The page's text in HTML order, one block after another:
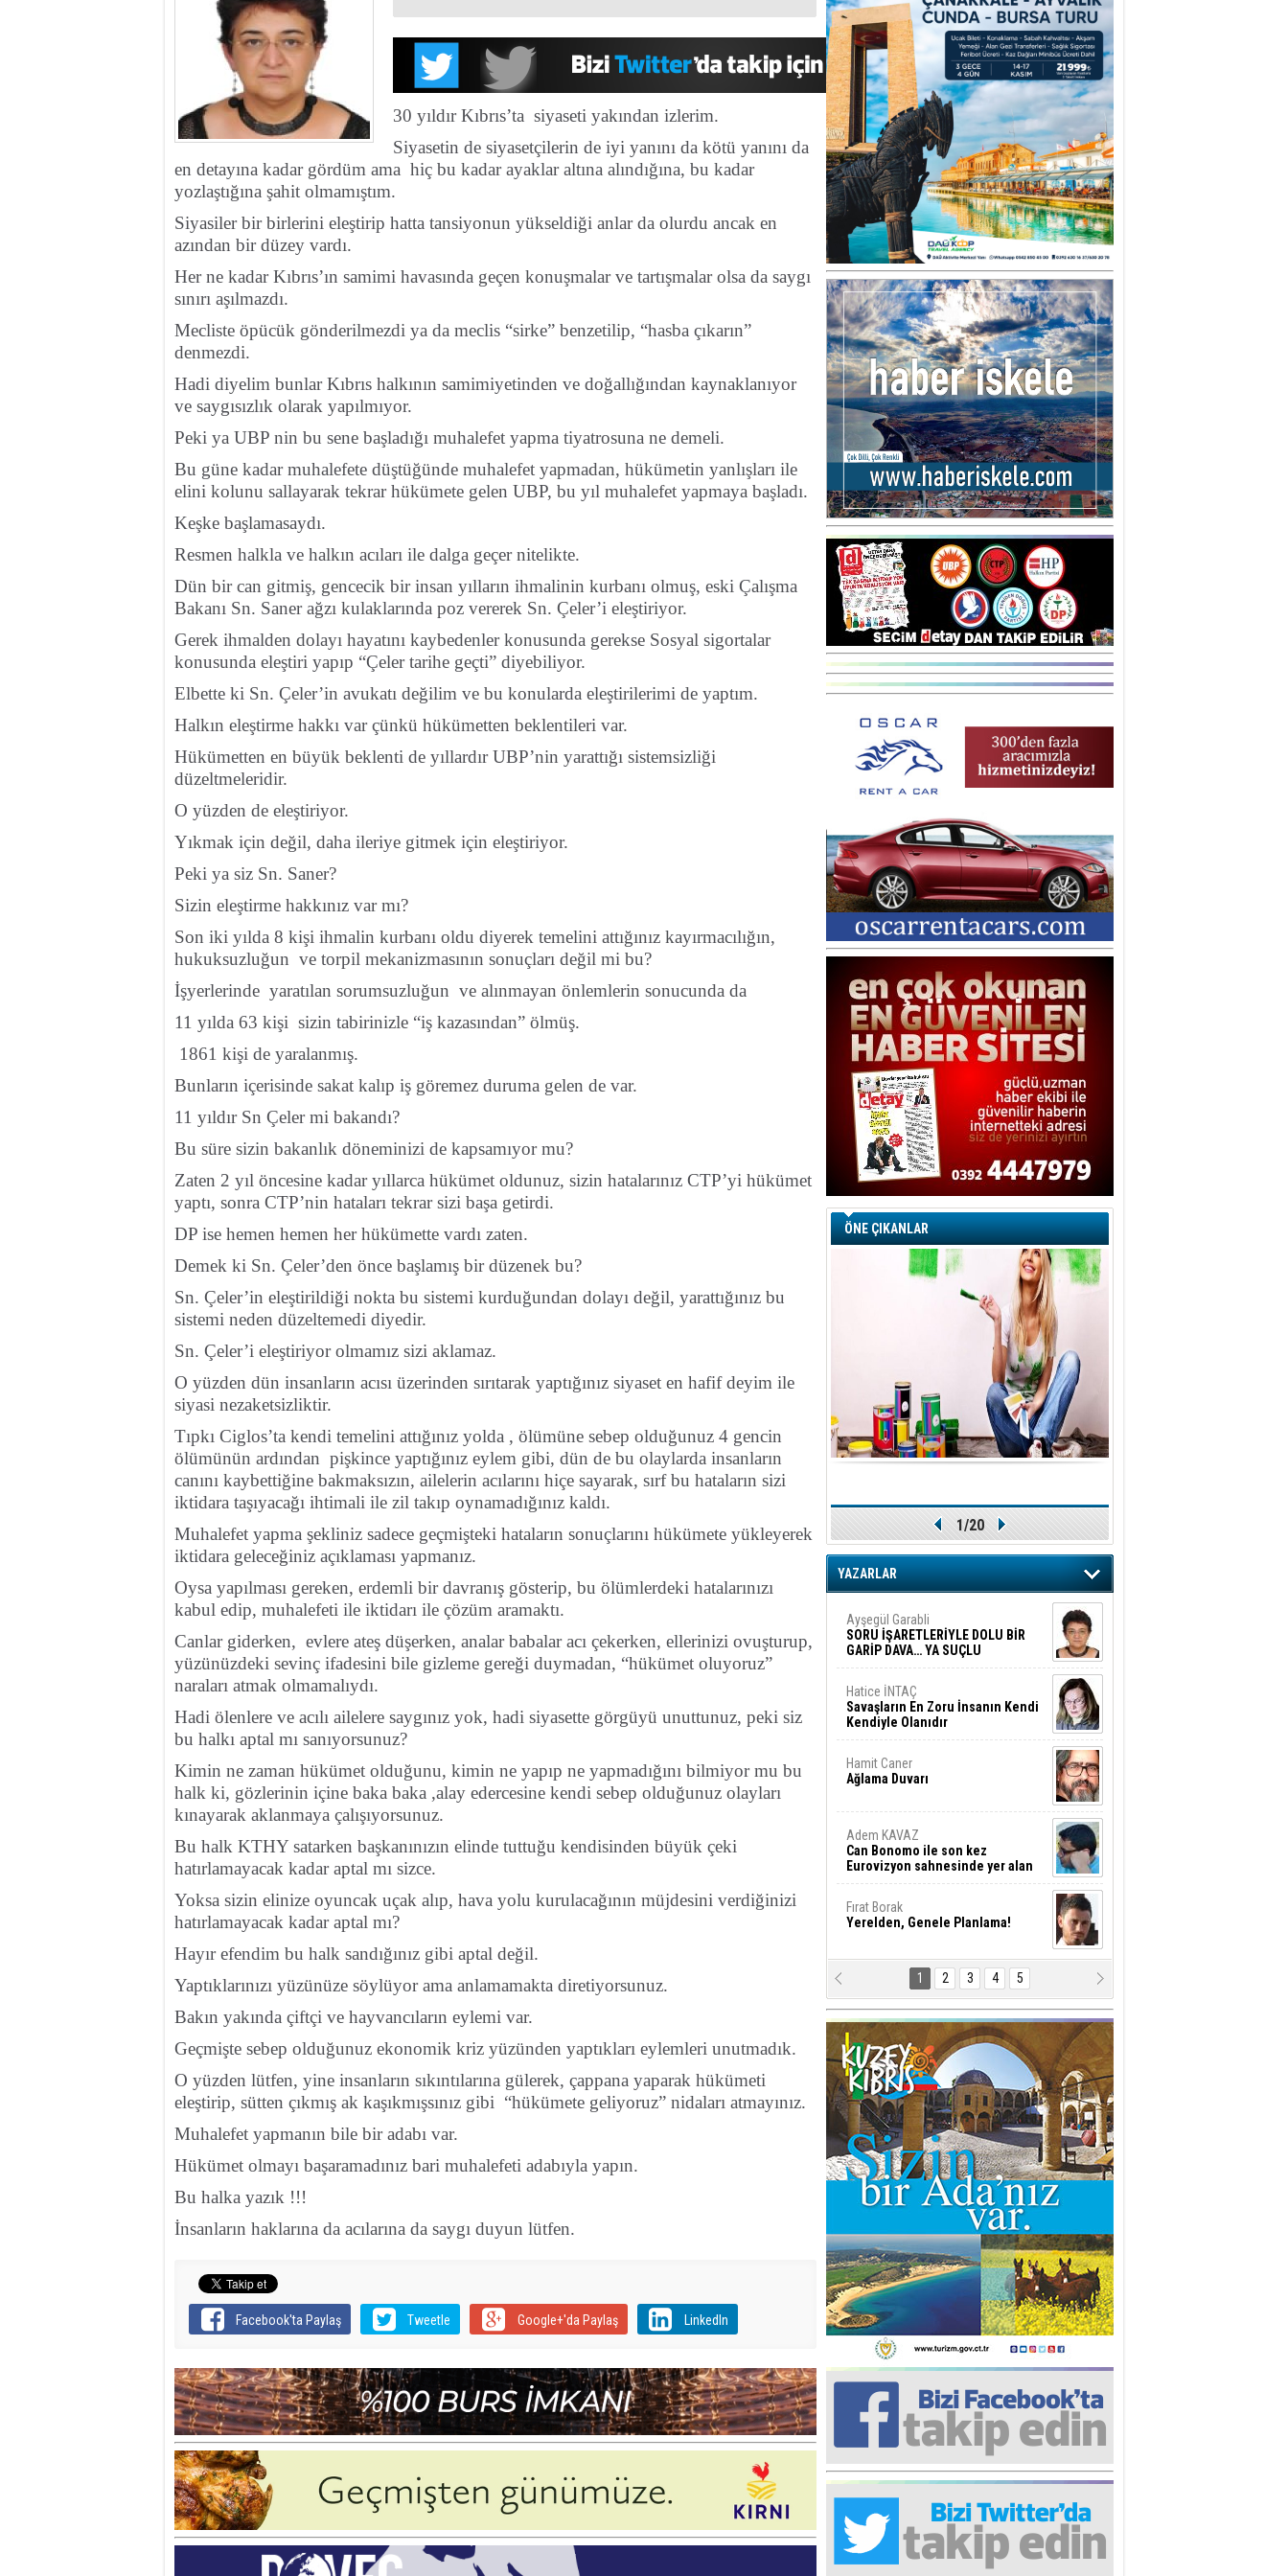
30 yıldır Kıbrıs’ta siyaseti yakından izlerim.
Siyasetin de siyasetçilerin de iyi yanını da kötü yanını da
en detayına kadar gördüm ama hiç bu kadar ayaklar altına alındığına, bu kadar
yozlaştığına şahit olmamıştım.
Siyasiler bir birlerini eleştirip hatta tansiyonun yükseldiği anlar da olurdu ancak en
azından bir düzey vardı.
Her ne kadar Kıbrıs’ın samimi havasında geçen konuşmalar ve tartışmalar olsa da saygı
sınırı aşılmazdı.
Mecliste öpücük gönderilmezdi ya da meclis “sirke” benzetilip, “hasba çıkarın”
denmezdi.
Hadi diyelim bunlar Kıbrıs halkının samimiyetinden ve doğallığından kaynaklanıyor
ve saygısızlık olarak yapılmıyor.
Peki ya UBP nin bu sene başladığı muhalefet yapma tiyatrosuna ne demeli.
Bu güne kadar muhalefete düştüğünde muhalefet yapmadan, hükümetin yanlışları ile
elini kolunu sallayarak tekrar hükümete gelen UBP, bu yıl muhalefet yapmaya başladı.
Keşke başlamasaydı.
Resmen halkla ve halkın acıları ile dalga geçer nitelikte.
Dün bir can gitmiş, gencecik bir insan yılların ihmalinin kurbanı olmuş, eski Çalışma
Bakanı Sn. Saner ağzı kulaklarında poz vererek Sn. Çeler’i eleştiriyor.
Gerek ihmalden dolayı hayatını kaybedenler konusunda gerekse Sosyal sigortalar
konusunda eleştiri yapıp “Çeler tarihe geçti” diyebiliyor.
Elbette ki Sn. Çeler’in avukatı değilim ve bu konularda eleştirilerimi de yaptım.
Halkın eleştirme hakkı var çünkü hükümetten beklentileri var.
Hükümetten en büyük beklenti de yıllardır UBP’nin yarattığı sistemsizliği
düzeltmeleridir.
O yüzden de eleştiriyor.
Yıkmak için değil, daha ileriye gitmek için eleştiriyor.
Peki ya siz Sn. Saner?
Sizin eleştirme hakkınız var mı?
Son iki yılda 8 kişi ihmalin kurbanı oldu diyerek temelini attığınız kayırmacılığın,
hukuksuzluğun ve torpil mekanizmasının sonuçları değil mi bu?
İşyerlerinde yaratılan sorumsuzluğun ve alınmayan önlemlerin sonucunda da
11 yılda 63 kişi sizin tabirinizle “iş kazasından” ölmüş.
1861 kişi de yaralanmış.
Bunların içerisinde sakat kalıp iş göremez duruma gelen de var.
11 yıldır Sn Çeler mi bakandı?
Bu süre sizin bakanlık döneminizi de kapsamıyor mu?
Zaten 2 yıl öncesine kadar yıllarca hükümet oldunuz, sizin hatalarınız CTP’yi hükümet
yaptı, sonra CTP’nin hataları tekrar sizi başa getirdi.
DP ise hemen hemen her hükümette vardı zaten.
Demek ki Sn. Çeler’den önce başlamış bir düzenek bu?
Sn. Çeler’in eleştirildiği nokta bu sistemi kurduğundan dolayı değil, yarattığınız bu
sistemi neden düzeltemedi diyedir.
Sn. Çeler’i eleştiriyor olmamız sizi aklamaz.
O yüzden dün insanların acısı üzerinden sırıtarak yaptığınız siyaset en hafif deyim ile
siyasi nezaketsizliktir.
Tıpkı Ciglos’ta kendi temelini attığınız yolda , ölümüne sebep olduğunuz 4 gencin
ölümünün ardından pişkince yaptığınız eylem gibi, dün de bu olaylarda insanların
canını kaybettiğine bakmaksızın, ailelerin acılarını hiçe sayarak, sırf bu hataların sizi
iktidara taşıyacağı ihtimali ile zil takıp oynamadığınız kaldı.
Muhalefet yapma şekliniz sadece geçmişteki hataların sonuçlarını hükümete yükleyerek
iktidara geleceğiniz açıklaması yapmanız.
Oysa yapılması gereken, erdemli bir davranış gösterip, bu ölümlerdeki hatalarınızı
kabul edip, muhalefeti ile iktidarı ile çözüm aramaktı.
Canlar giderken, evlere ateş düşerken, analar babalar acı çekerken, ellerinizi ovuşturup,
yüzünüzdeki sevinç ifadesini bile gizleme gereği duymadan, “hükümet oluyoruz”
naraları atmak olmamalıydı.
Hadi ölenlere ve acılı ailelere saygınız yok, hadi siyasette görgüyü unuttunuz, peki siz
bu halkı aptal mı sanıyorsunuz?
Kimin ne zaman hükümet olduğunu, kimin ne yapıp ne yapmadığını bilmiyor mu bu
halk ki, gözlerinin içine baka baka ,alay edercesine kendi sebep olduğunuz olayları
kınayarak aklanmaya çalışıyorsunuz.
Bu halk KTHY satarken başkanınızın elinde tuttuğu kendisinden büyük çeki
hatırlamayacak kadar aptal mı sizce.
Yoksa sizin elinize oyuncak uçak alıp, hava yolu kurulacağının müjdesini verdiğinizi
hatırlamayacak kadar aptal mı?
Hayır efendim bu halk sandığınız gibi aptal değil.
Yaptıklarınızı yüzünüze söylüyor ama anlamamakta diretiyorsunuz.
Bakın yakında çiftçi ve hayvancıların eylemi var.
Geçmişte sebep olduğunuz ekonomik kriz yüzünden yaptıkları eylemleri unutmadık.
O yüzden lütfen, yine insanların sıkıntılarına gülerek, çappana yaparak hükümeti
eleştirip, sütten çıkmış ak kaşıkmışsınız gibi “hükümete geliyoruz” nidaları atmayınız.
Muhalefet yapmanın bile bir adabı var.
Hükümet olmayı başaramadınız bari muhalefeti adabıyla yapın.
Bu halka yazık !!!
İnsanların haklarına da acılarına da saygı duyun lütfen.
Facebook'ta Paylaş Tweetle Google+'da Paylaş LinkedIn
ÖNE ÇIKANLAR
1/20
YAZARLAR
Ayşegül Garabli
SORU İŞARETLERİYLE DOLU BİR
GARİP DAVA… YA SUÇLU
DEĞİLSE???
Hatice İNTAÇ
Savaşların En Zoru İnsanın Kendi
Kendiyle Olanıdır
Hamit Caner
Ağlama Duvarı
Adem KAVAZ
Can Bonomo ile son kez
Eurovizyon sahnesinde yer alan
Türkiye 10 yıl aradan sonra
Fırat Borak
Yerelden, Genele Planlama!
Erkut YILMABAŞAR
Bayrak tartışmaları ve ihalesiz
işler!
Arif Alasya
2015 SONRASI VE AKINCI.
Fatma Baysal
SURLAR İÇİ’NDE KOLAYDIR ÖLMEK
Ediz TUNCEL
Göz göre göre…
Taner ULUTAŞ
İnşallah St. Lois ile Hakkaido
Adası gibi olmayız !...
Ali KİŞMİR
FIRSAT VE KORKU
Turgut ÇALICI
İki Lakırdı da benden!
Yrd. Doç. Ercan HOŞKARA
Yatırım Yapmazsan Var Olamazsın:
Hedefteki Kurum Kıb-Tek
Rana Sarro
Başıma gelen skandal olayı
1 2 3 4 5